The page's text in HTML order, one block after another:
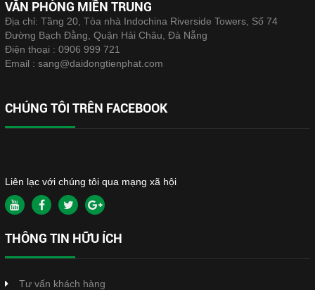
VĂN PHÒNG MIỀN TRUNG
Địa chỉ: Tầng 20, Tòa nhà Indochina Riverside Towers, Số 74
Đường Bạch Đằng, Quận Hải Châu, Đà Nẵng
Điện thoại : 0906 999 721
Email : sang@daidongtienphat.com
CHÚNG TÔI TRÊN FACEBOOK
Liên lạc với chúng tôi qua mạng xã hội
THÔNG TIN HỮU ÍCH
Tư vấn khách hàng